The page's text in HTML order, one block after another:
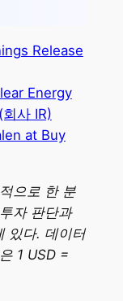
Release
Energy
사 IR)
at Buy
으로 한 분
자 판단과
있다. 데이터
1 USD =